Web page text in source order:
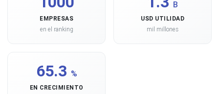
EMPRESAS
en el ranking
B
USD UTILIDAD
mil millones
65.3 %
EN CRECIMIENTO